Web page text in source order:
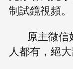
制試鏡視頻。
原主微
人都有，絕